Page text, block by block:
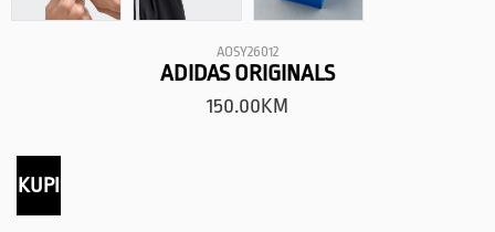
AOSY26012
ADIDAS ORIGINALS
150.00KM
KUPI